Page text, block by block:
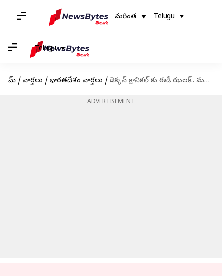
మరింత Telugu
Telugu
హోమ్ / వార్తలు / భారతదేశం వార్తలు / డెక్కన్ క్రానికల్ కు ఈడీ ఝలక్.. మనీలాండరింగ్ కేసుల్లో డీసీ ప్రమోటర్లు అరెస్ట్
ADVERTISEMENT